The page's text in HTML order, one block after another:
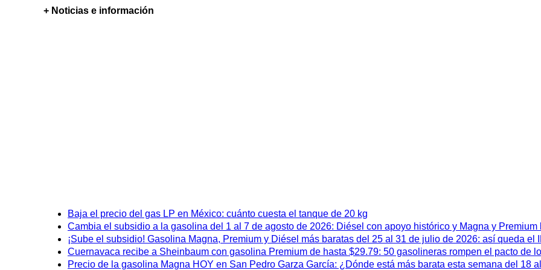
+ Noticias e información
Baja el precio del gas LP en México: cuánto cuesta el tanque de 20 kg
Cambia el subsidio a la gasolina del 1 al 7 de agosto de 2026: Diésel con apoyo histórico y Magna y Premium
¡Sube el subsidio! Gasolina Magna, Premium y Diésel más baratas del 25 al 31 de julio de 2026: así queda el
Cuernavaca recibe a Sheinbaum con gasolina Premium de hasta $29.79: 50 gasolineras rompen el pacto de
Precio de la gasolina Magna HOY en San Pedro Garza García: ¿Dónde está más barata esta semana del 18